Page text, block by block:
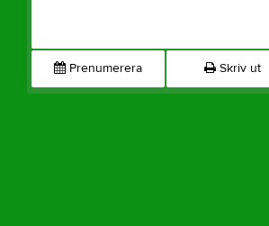
Prenumerera Skriv ut